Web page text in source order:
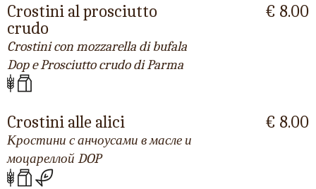
Crostini al prosciutto
crudo
Crostini con mozzarella di bufala
Dop e Prosciutto crudo di Parma
€ 8.00
Crostini alle alici
Кростини с анчоусами в масле и
моцареллой DOP
€ 8.00